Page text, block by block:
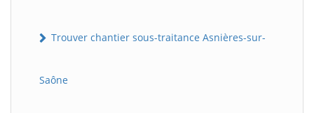
Trouver chantier sous-traitance Asnières-sur-
Saône